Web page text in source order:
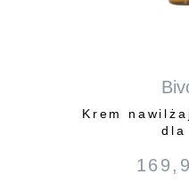
Krem
dla